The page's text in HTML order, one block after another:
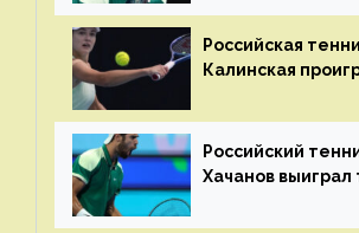
Российская
Калинская
Российский
Хачанов выиграл